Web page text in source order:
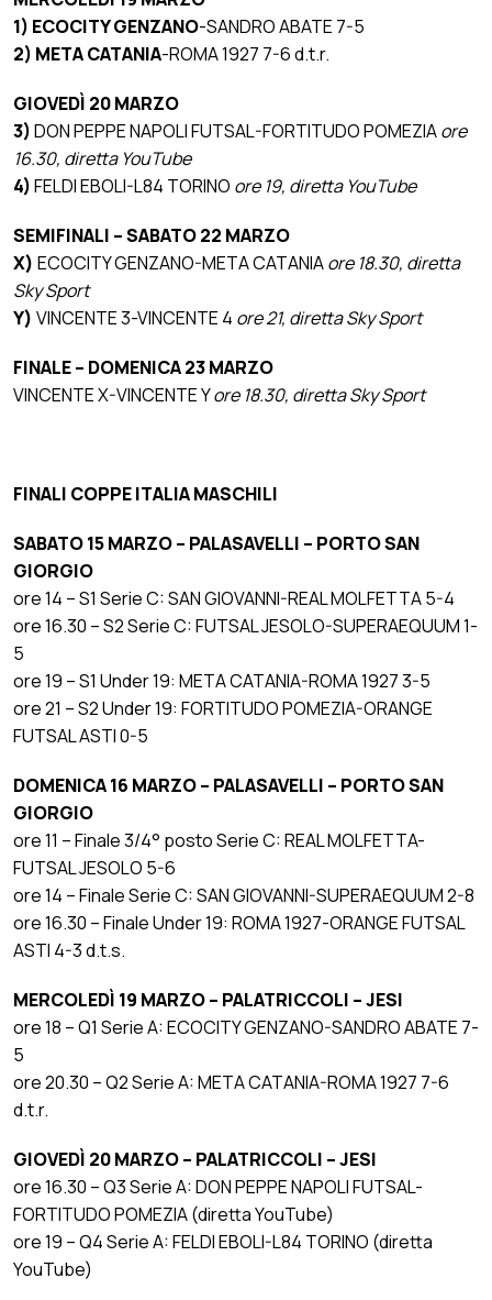
1) ECOCITY GENZANO-SANDRO ABATE 7-5
2) META CATANIA-ROMA 1927 7-6 d.t.r.
GIOVEDÌ 20 MARZO
3)DON PEPPE NAPOLI FUTSAL-FORTITUDO POMEZIAore
16.30, diretta YouTube
4)FELDI EBOLI-L84 TORINO ore 19, diretta YouTube
SEMIFINALI – SABATO 22 MARZO
X) ECOCITY GENZANO-META CATANIAore 18.30, diretta
Sky Sport
Y) VINCENTE 3-VINCENTE 4 ore 21, diretta Sky Sport
FINALE – DOMENICA 23 MARZO
VINCENTE X-VINCENTE Yore 18.30, diretta Sky Sport
FINALI COPPE ITALIA MASCHILI
SABATO 15 MARZO – PALASAVELLI – PORTO SAN
GIORGIO
ore 14 – S1 Serie C: SAN GIOVANNI-REAL MOLFETTA 5-4
ore 16.30 – S2 Serie C: FUTSAL JESOLO-SUPERAEQUUM 1-
5
ore 19 – S1 Under 19: META CATANIA-ROMA 1927 3-5
ore 21 – S2 Under 19: FORTITUDO POMEZIA-ORANGE
FUTSAL ASTI 0-5
DOMENICA 16 MARZO – PALASAVELLI – PORTO SAN
GIORGIO
ore 11 – Finale 3/4° posto Serie C: REAL MOLFETTA-
FUTSAL JESOLO 5-6
ore 14 – Finale Serie C: SAN GIOVANNI-SUPERAEQUUM 2-8
ore 16.30 – Finale Under 19: ROMA 1927-ORANGE FUTSAL
ASTI 4-3 d.t.s.
MERCOLEDÌ 19 MARZO – PALATRICCOLI – JESI
ore 18 – Q1 Serie A: ECOCITY GENZANO-SANDRO ABATE 7-
5
ore 20.30 – Q2 Serie A: META CATANIA-ROMA 1927 7-6
d.t.r.
GIOVEDÌ 20 MARZO – PALATRICCOLI – JESI
ore 16.30 – Q3 Serie A: DON PEPPE NAPOLI FUTSAL-
FORTITUDO POMEZIA (diretta YouTube)
ore 19 – Q4 Serie A: FELDI EBOLI-L84 TORINO (diretta
YouTube)